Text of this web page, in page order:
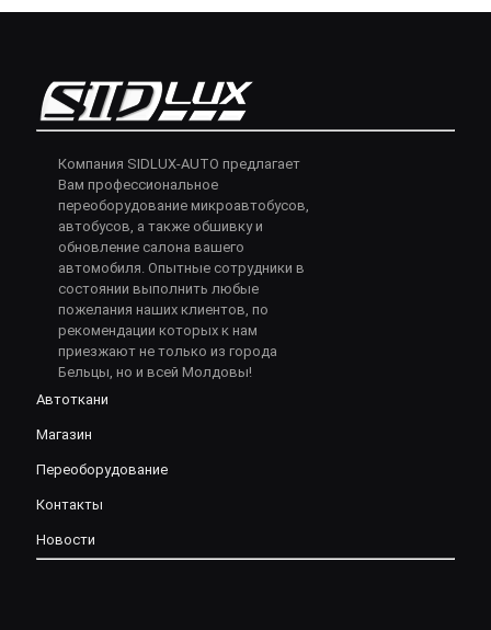
Компания SIDLUX-AUTO предлагает
Вам профессиональное
переоборудование микроавтобусов,
автобусов, а также обшивку и
обновление салона вашего
автомобиля. Опытные сотрудники в
состоянии выполнить любые
пожелания наших клиентов, по
рекомендации которых к нам
приезжают не только из города
Бельцы, но и всей Молдовы!
Автоткани
Магазин
Переоборудование
Контакты
Новости